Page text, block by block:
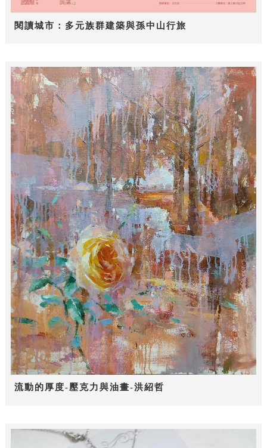
閱讀城市：多元族群建築與孫中山行旅
流動的厚度-壓克力與油畫-洪紹哲